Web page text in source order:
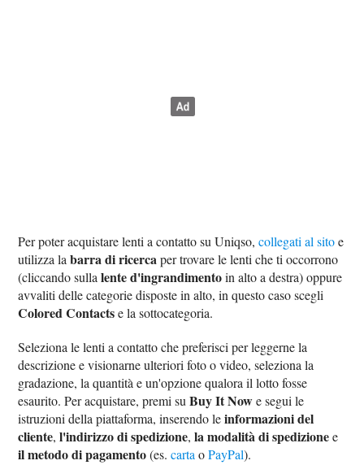
Per poter acquistare lenti a contatto su Uniqso,collegati al sitoe
utilizza labarra di ricercaper trovare le lenti che ti occorrono
(cliccando sullalente d'ingrandimentoin alto a destra) oppure
avvaliti delle categorie disposte in alto, in questo caso scegli
Colored Contactse la sottocategoria.
Seleziona le lenti a contatto che preferisci per leggerne la
descrizione e visionarne ulteriori foto o video, seleziona la
gradazione, la quantità e un'opzione qualora il lotto fosse
esaurito. Per acquistare, premi suBuy It Nowe segui le
istruzioni della piattaforma, inserendo leinformazioni del
cliente,l'indirizzo di spedizione,la modalità di spedizionee
il metodo di pagamento(es.carta oPayPal).